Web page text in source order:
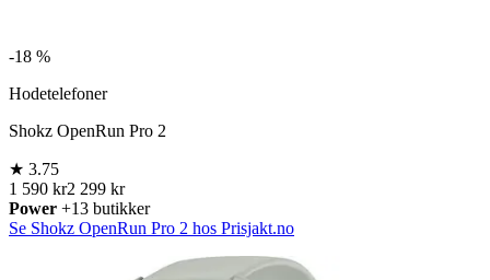
-18 %
Hodetelefoner
Shokz OpenRun Pro 2
★ 3.75
1 590 kr2 299 kr
Power +13 butikker
Se Shokz OpenRun Pro 2 hos Prisjakt.no